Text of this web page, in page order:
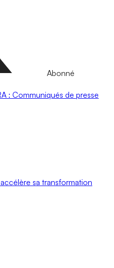
Abonné
: Communiqués de presse
sa transformation